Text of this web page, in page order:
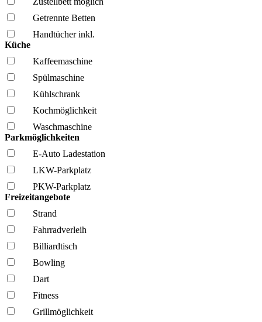
Getrennte Betten
Handtücher inkl.
Küche
Kaffee­maschine
Spül­maschine
Kühl­schrank
Kochmöglich­keit
Wasch­maschine
Parkmöglichkeiten
E-Auto Ladestation
LKW-Parkplatz
PKW-Parkplatz
Freizeitangebote
Strand
Fahrrad­verleih
Billiardtisch
Bowling
Dart
Fitness
Grillmöglich­keit